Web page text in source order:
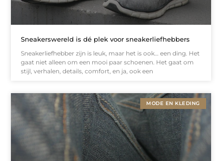
Sneakerswereld is dé plek voor sneakerliefhebbers
Sneakerliefhebber zijn is leuk, maar het is ook… een ding. Het
gaat niet alleen om een mooi paar schoenen. Het gaat om
stijl, verhalen, details, comfort, en ja, ook een
MODE EN KLEDING